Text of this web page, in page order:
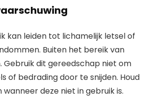
kan leiden tot lichamelijk letsel of
Buiten het bereik van
Gebruik dit gereedschap niet om
of bedrading door te snijden. Houd
deze niet in gebruik is.